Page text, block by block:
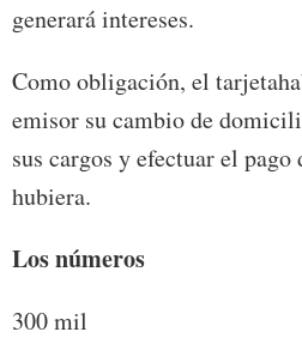
generará intereses.
Como obligación, el
emisor su cambio de
sus cargos y efectuar el pago
hubiera.
Los números
300 mil